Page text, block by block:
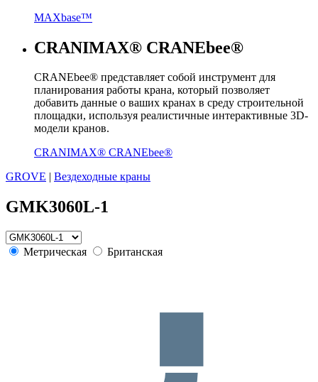
MAXbase™
CRANIMAX® CRANEbee®
CRANEbee® представляет собой инструмент для
планирования работы крана, который позволяет
добавить данные о ваших кранах в среду строительной
площадки, используя реалистичные интерактивные 3D-
модели кранов.
CRANIMAX® CRANEbee®
GROVE
Вездеходные краны
GMK3060L-1
Метрическая Британская